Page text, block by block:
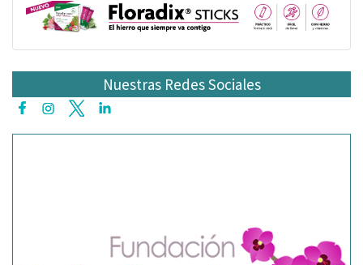
Nuestras Redes Sociales